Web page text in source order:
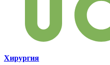
Хирургия